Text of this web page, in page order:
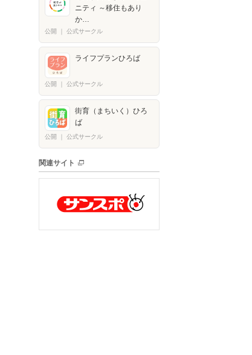
ニティ ～移住もあり
か…
公開 公式サークル
ライフプランひろば
公開 公式サークル
街育（まちいく）ひろ
ば
公開 公式サークル
関連サイト